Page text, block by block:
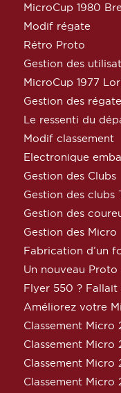
MicroCup 1980
Modif régate
Rétro Proto
Gestion des
MicroCup 1977
Gestion des
Le ressenti du
Modif classement
Electronique
Gestion des Clubs
Gestion des clubs
Gestion des
Gestion des Micro
Fabrication d’un
Un nouveau Proto
Flyer 550 ? Fallait
Améliorez votre
Classement Micro
Classement Micro
Classement Micro
Classement Micro